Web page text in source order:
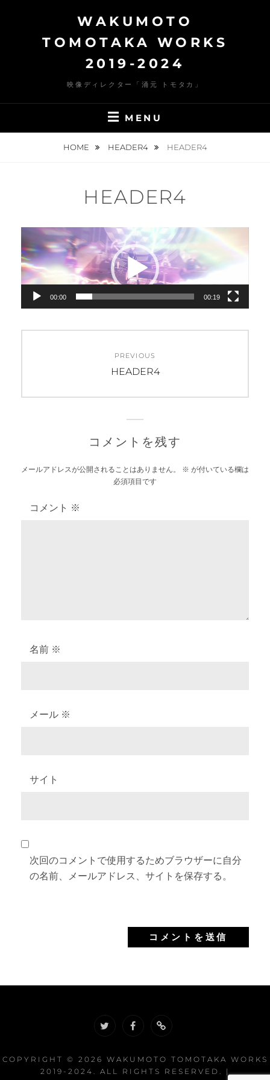
WAKUMOTO
TOMOTAKA WORKS
2019-2024
映像ディレクター「涌元 トモタカ」
MENU
HOME HEADER4 HEADER4
HEADER4
動
画
プ
レ
ヤ
ー
00:00 00:19
ナ
ー
PREVIOUS
Previous
HEADER4
コメントを残す
メールアドレスが公開されることはありません。 ※ が付いている欄は
必須項目です
コメント ※
名前 ※
メール ※
サイト
次回のコメントで使用するためブラウザーに自分
の名前、メールアドレス、サイトを保存する。
COPYRIGHT © 2026 WAKUMOTO TOMOTAKA WORKS
2019-2024 . ALL RIGHTS RESERVED. |